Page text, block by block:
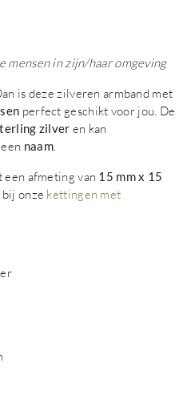
mensen in zijn/haar omgeving
is deze zilveren armband met
perfect geschikt voor jou. De
zilver en kan
naam.
afmeting van 15 mm x 15
bij onze kettingen met